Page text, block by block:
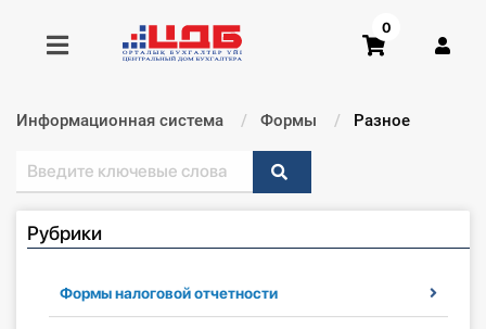
Получить консультацию
Формы
0
Информационная система Формы Текущий:
Разное
Рубрики
Формы налоговой отчетности